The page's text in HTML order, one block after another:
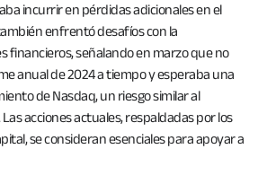
incurrir en pérdidas adicionales en el
enfrentó desafíos con la
financieros, señalando en marzo que no
anual de 2024 a tiempo y esperaba una
de Nasdaq, un riesgo similar al
acciones actuales, respaldadas por los
se consideran esenciales para apoyar a